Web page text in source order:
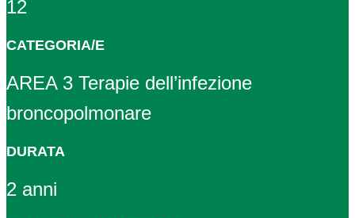
12
CATEGORIA/E
AREA 3 Terapie dell’infezione
broncopolmonare
DURATA
2 anni